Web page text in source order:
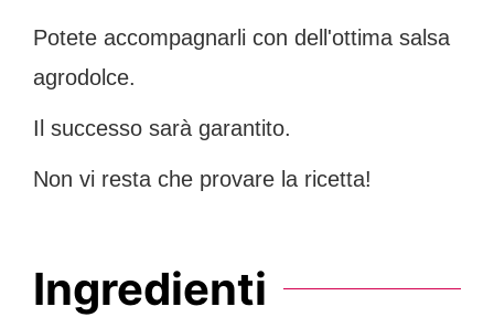
Potete accompagnarli con dell'ottima salsa
agrodolce.
Il successo sarà garantito.
Non vi resta che provare la ricetta!
Ingredienti